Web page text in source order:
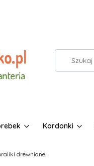
Kordonki
drewniane